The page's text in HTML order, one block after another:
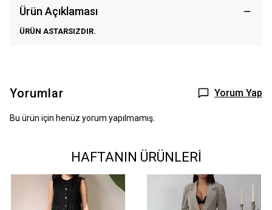
Ürün Açıklaması
ÜRÜN ASTARSIZDIR.
Yorumlar Yorum Yap
Bu ürün için henüz yorum yapılmamış.
HAFTANIN ÜRÜNLERİ